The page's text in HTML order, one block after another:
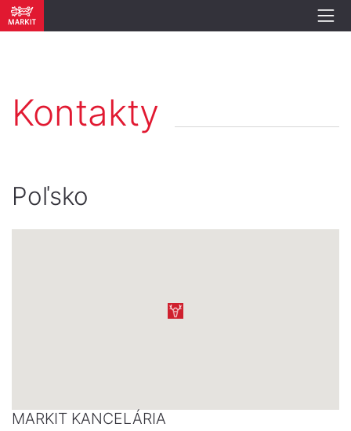
Kontakty
Poľsko
MARKIT KANCELÁRIA